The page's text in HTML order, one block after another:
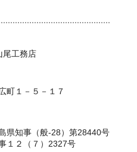
尾工務店
町１－５－１７
知事（般-28）第28440号
１２（７）2327号